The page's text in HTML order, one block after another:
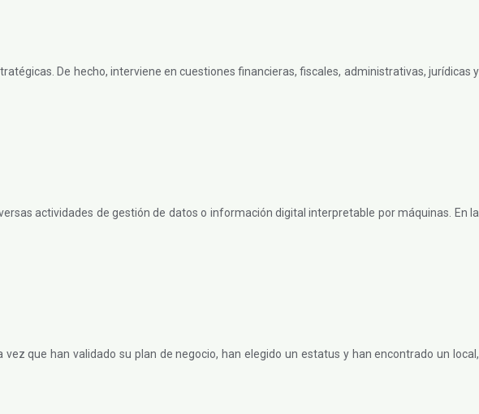
De hecho, interviene en cuestiones financieras, fiscales, administrativas, jurídicas y
actividades de gestión de datos o información digital interpretable por máquinas. En la
que han validado su plan de negocio, han elegido un estatus y han encontrado un local,